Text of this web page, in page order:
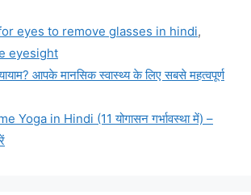
eyes to remove glasses in hindi,
eyesight
आपके मानसिक स्वास्थ्य के लिए सबसे महत्वपूर्ण
Yoga in Hindi (11 योगासन गर्भावस्था में) –